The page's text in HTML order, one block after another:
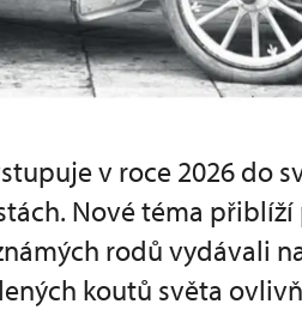
v roce 2026 do
Nové téma přiblíží
rodů vydávali
koutů světa